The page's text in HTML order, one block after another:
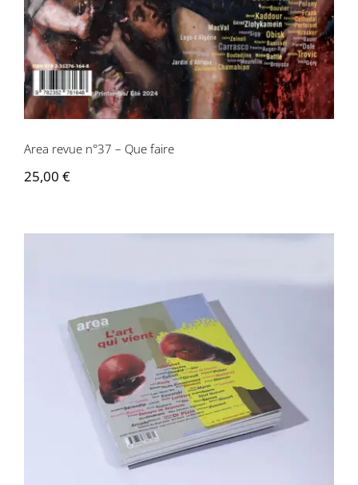
Area revue n°37 – Que faire
25,00 €
Area revue n°35 – L’art qui vient